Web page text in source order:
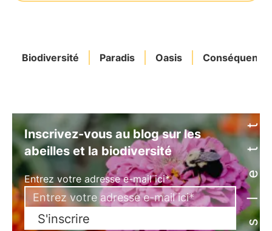
Biodiversité Paradis Oasis
Inscrivez-vous au blog sur les
abeilles et la biodiversité
Entrez votre adresse e-mail ici*
S'inscrire